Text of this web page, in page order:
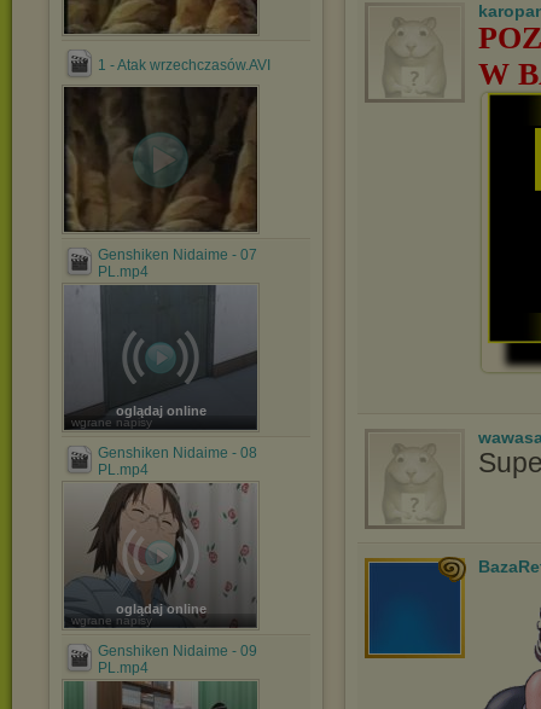
1 - Atak wrzechczasów.AVI
Genshiken Nidaime - 07
PL.mp4
oglądaj online
wgrane napisy
Genshiken Nidaime - 08
PL.mp4
oglądaj online
wgrane napisy
Genshiken Nidaime - 09
PL.mp4
W